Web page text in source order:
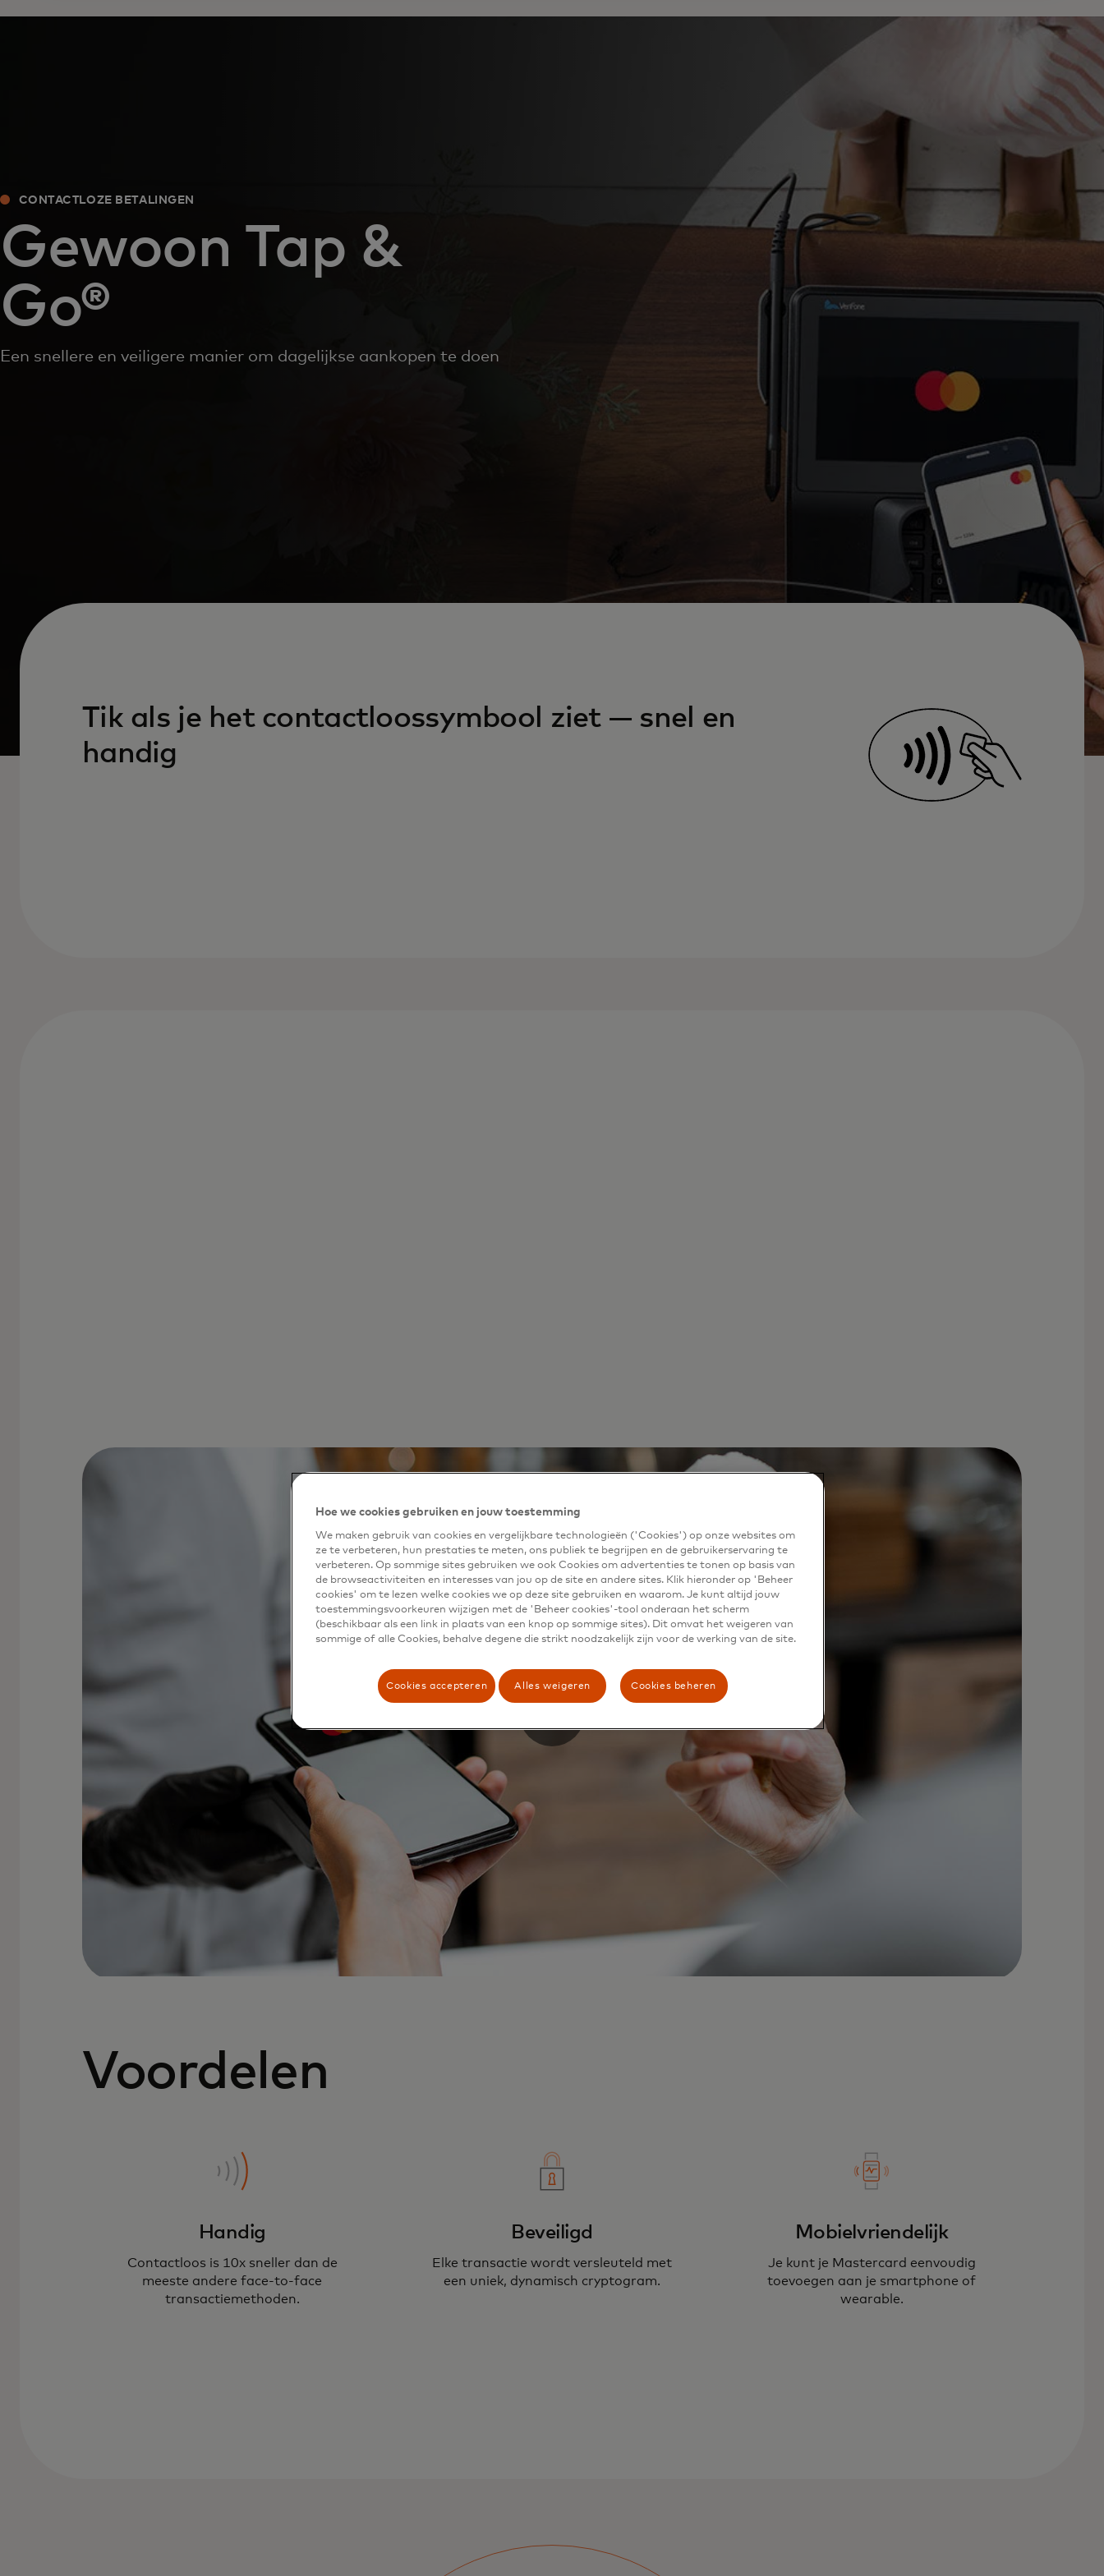
CONTACTLOZE BETALINGEN
Gewoon Tap &
Go®
Een snellere en veiligere manier om dagelijkse aankopen te doen
Tik als je het contactloossymbool ziet — snel en
handig
Je kaart of apparaat verlaat nooit je hand en beveiligt jouw
betaling met encryptie.
Voordelen
Handig
Contactloos is 10x sneller dan de
meeste andere face-to-face
transactiemethoden.
Beveiligd
Elke transactie wordt versleuteld met
een uniek, dynamisch cryptogram.
Mobielvriendelijk
Je kunt je Mastercard eenvoudig
toevoegen aan je smartphone of
wearable.
Hoe we cookies gebruiken en jouw toestemming
We maken gebruik van cookies en vergelijkbare technologieën ('Cookies') op onze websites om
ze te verbeteren, hun prestaties te meten, ons publiek te begrijpen en de gebruikerservaring te
verbeteren. Op sommige sites gebruiken we ook Cookies om advertenties te tonen op basis van
de browseactiviteiten en interesses van jou op de site en andere sites. Klik hieronder op 'Beheer
cookies' om te lezen welke cookies we op deze site gebruiken en waarom. Je kunt altijd jouw
toestemmingsvoorkeuren wijzigen met de 'Beheer cookies'-tool onderaan het scherm
(beschikbaar als een link in plaats van een knop op sommige sites). Dit omvat het weigeren van
sommige of alle Cookies, behalve degene die strikt noodzakelijk zijn voor de werking van de site.
Cookies accepteren Alles weigeren Cookies beheren